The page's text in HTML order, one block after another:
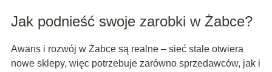
Jak podnieść swoje zarobki w Żabce?
Awans i rozwój w Żabce są realne – sieć stale otwiera
nowe sklepy, więc potrzebuje zarówno sprzedawców, jak i